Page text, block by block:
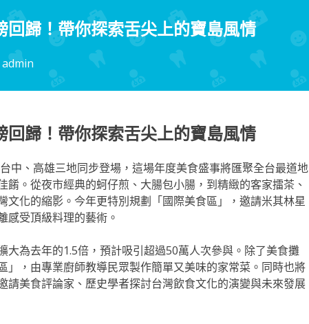
歸！帶你探索舌尖上的寶島風情
admin
歸！帶你探索舌尖上的寶島風情
中、高雄三地同步登場，這場年度美食盛事將匯聚全台最道地
餚。從夜市經典的蚵仔煎、大腸包小腸，到精緻的客家擂茶、
文化的縮影。今年更特別規劃「國際美食區」，邀請米其林星
感受頂級料理的藝術。
大為去年的1.5倍，預計吸引超過50萬人次參與。除了美食攤
」，由專業廚師教導民眾製作簡單又美味的家常菜。同時也將
請美食評論家、歷史學者探討台灣飲食文化的演變與未來發展